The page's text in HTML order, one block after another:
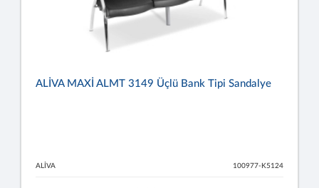
ALİVA MAXİ ALMT 3149 Üçlü Bank Tipi Sandalye
ALİVA 100977-K5124